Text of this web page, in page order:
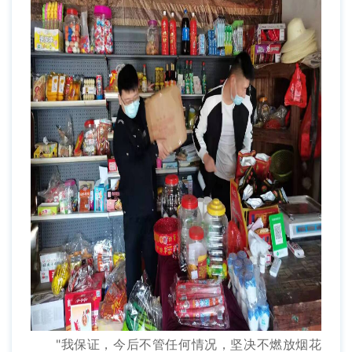
"我保证，今后不管任何情况，坚决不燃放烟花